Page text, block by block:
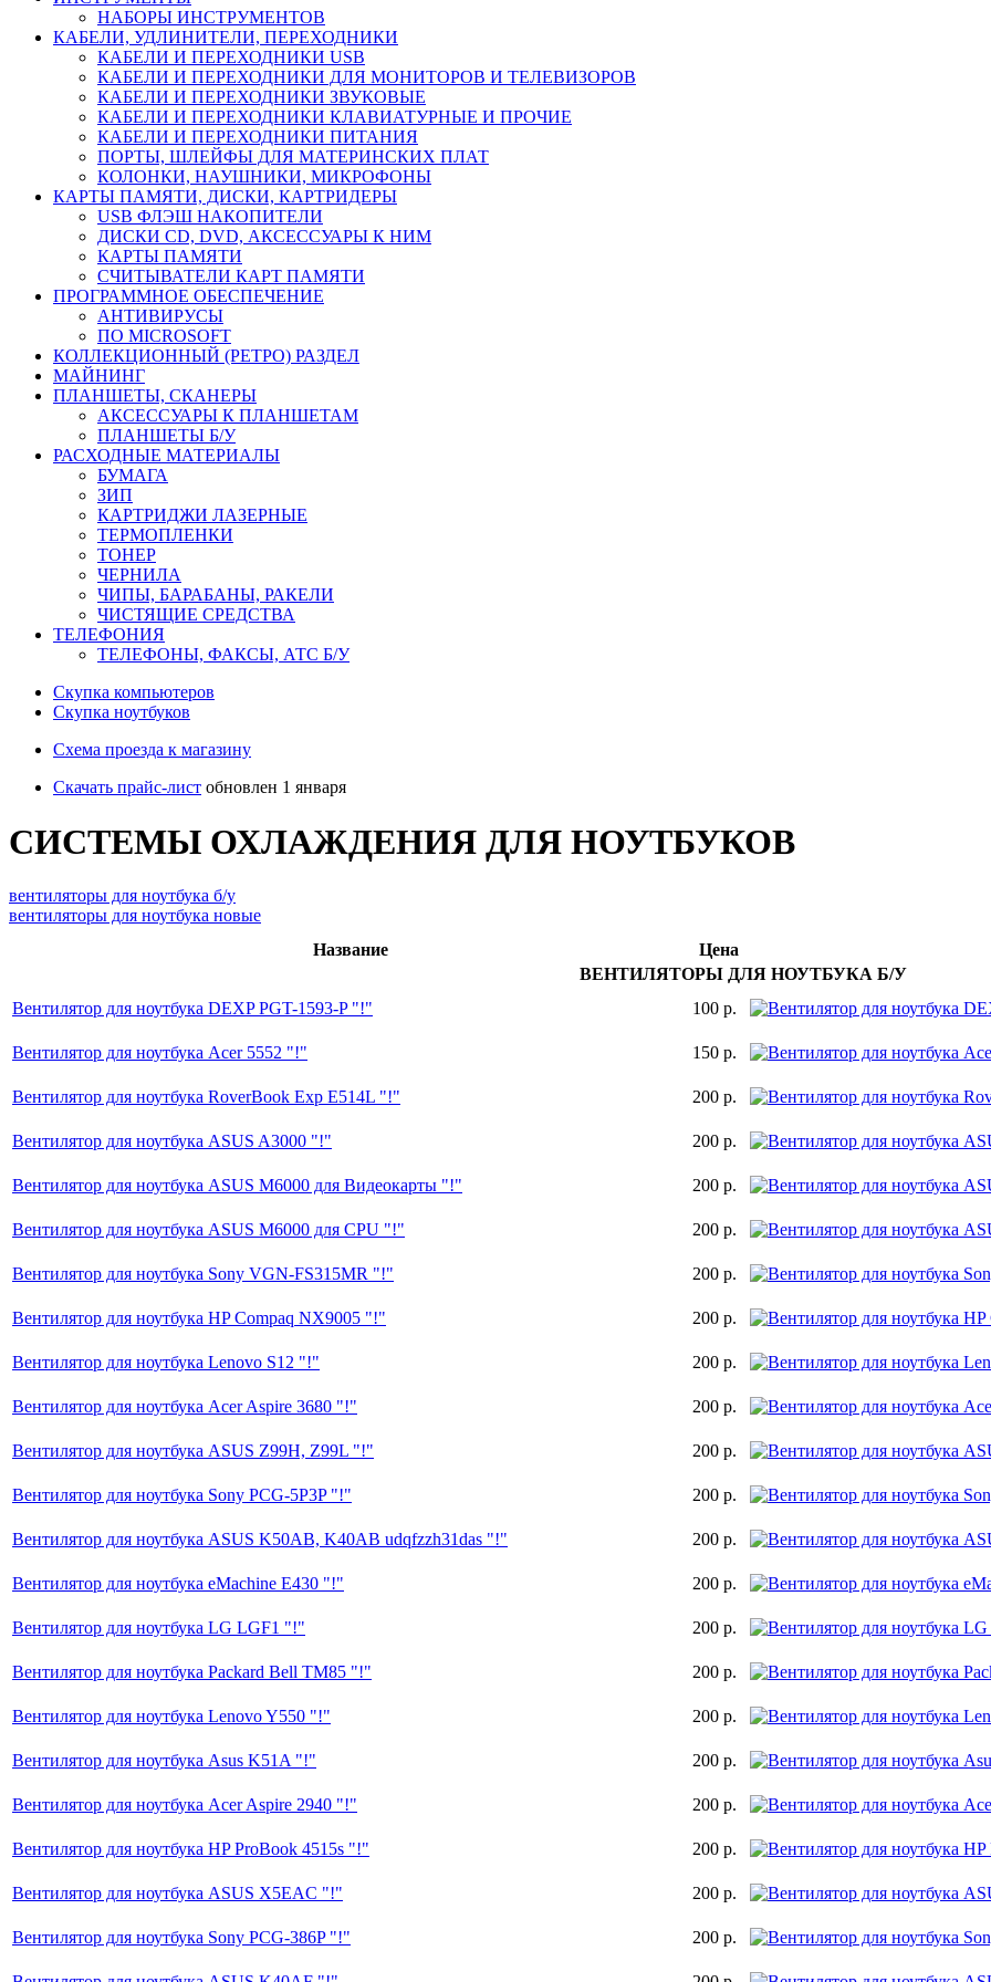
НАБОРЫ ИНСТРУМЕНТОВ
КАБЕЛИ, УДЛИНИТЕЛИ, ПЕРЕХОДНИКИ
КАБЕЛИ И ПЕРЕХОДНИКИ USB
КАБЕЛИ И ПЕРЕХОДНИКИ ДЛЯ МОНИТОРОВ И ТЕЛЕВИЗОРОВ
КАБЕЛИ И ПЕРЕХОДНИКИ ЗВУКОВЫЕ
КАБЕЛИ И ПЕРЕХОДНИКИ КЛАВИАТУРНЫЕ И ПРОЧИЕ
КАБЕЛИ И ПЕРЕХОДНИКИ ПИТАНИЯ
ПОРТЫ, ШЛЕЙФЫ ДЛЯ МАТЕРИНСКИХ ПЛАТ
КОЛОНКИ, НАУШНИКИ, МИКРОФОНЫ
КАРТЫ ПАМЯТИ, ДИСКИ, КАРТРИДЕРЫ
USB ФЛЭШ НАКОПИТЕЛИ
ДИСКИ CD, DVD, АКСЕССУАРЫ К НИМ
КАРТЫ ПАМЯТИ
СЧИТЫВАТЕЛИ КАРТ ПАМЯТИ
ПРОГРАММНОЕ ОБЕСПЕЧЕНИЕ
АНТИВИРУСЫ
ПО MICROSOFT
КОЛЛЕКЦИОННЫЙ (РЕТРО) РАЗДЕЛ
МАЙНИНГ
ПЛАНШЕТЫ, СКАНЕРЫ
АКСЕССУАРЫ К ПЛАНШЕТАМ
ПЛАНШЕТЫ Б/У
РАСХОДНЫЕ МАТЕРИАЛЫ
БУМАГА
ЗИП
КАРТРИДЖИ ЛАЗЕРНЫЕ
ТЕРМОПЛЕНКИ
ТОНЕР
ЧЕРНИЛА
ЧИПЫ, БАРАБАНЫ, РАКЕЛИ
ЧИСТЯЩИЕ СРЕДСТВА
ТЕЛЕФОНИЯ
ТЕЛЕФОНЫ, ФАКСЫ, АТС Б/У
Скупка компьютеров
Cкупка ноутбуков
Схема проезда к магазину
Скачать прайс-лист обновлен 1 января
СИСТЕМЫ ОХЛАЖДЕНИЯ ДЛЯ НОУТБУКОВ
вентиляторы для ноутбука б/у
вентиляторы для ноутбука новые
Название
Цена
ВЕНТИЛЯТОРЫ ДЛЯ НОУТБУКА Б/У
Вентилятор для ноутбука DEXP PGT-1593-P "!"
100 р.
Вентилятор для ноутбука Acer 5552 "!" 150 р.
Вентилятор для ноутбука RoverBook Exp E514L "!" 200 р.
Вентилятор для ноутбука ASUS A3000 "!" 200 р.
Вентилятор для ноутбука ASUS M6000 для Видеокарты "!" 200 р.
Вентилятор для ноутбука ASUS M6000 для CPU "!" 200 р.
Вентилятор для ноутбука Sony VGN-FS315MR "!" 200 р.
Вентилятор для ноутбука HP Compaq NX9005 "!" 200 р.
Вентилятор для ноутбука Lenovo S12 "!" 200 р.
Вентилятор для ноутбука Acer Aspire 3680 "!" 200 р.
Вентилятор для ноутбука ASUS Z99H, Z99L "!" 200 р.
Вентилятор для ноутбука Sony PCG-5P3P "!" 200 р.
Вентилятор для ноутбука ASUS K50AB, K40AB udqfzzh31das "!" 200 р.
Вентилятор для ноутбука eMachine E430 "!" 200 р.
Вентилятор для ноутбука LG LGF1 "!" 200 р.
Вентилятор для ноутбука Packard Bell TM85 "!" 200 р.
Вентилятор для ноутбука Lenovo Y550 "!" 200 р.
Вентилятор для ноутбука Asus K51A "!" 200 р.
Вентилятор для ноутбука Acer Aspire 2940 "!" 200 р.
Вентилятор для ноутбука HP ProBook 4515s "!" 200 р.
Вентилятор для ноутбука ASUS X5EAC "!" 200 р.
Вентилятор для ноутбука Sony PCG-386P "!" 200 р.